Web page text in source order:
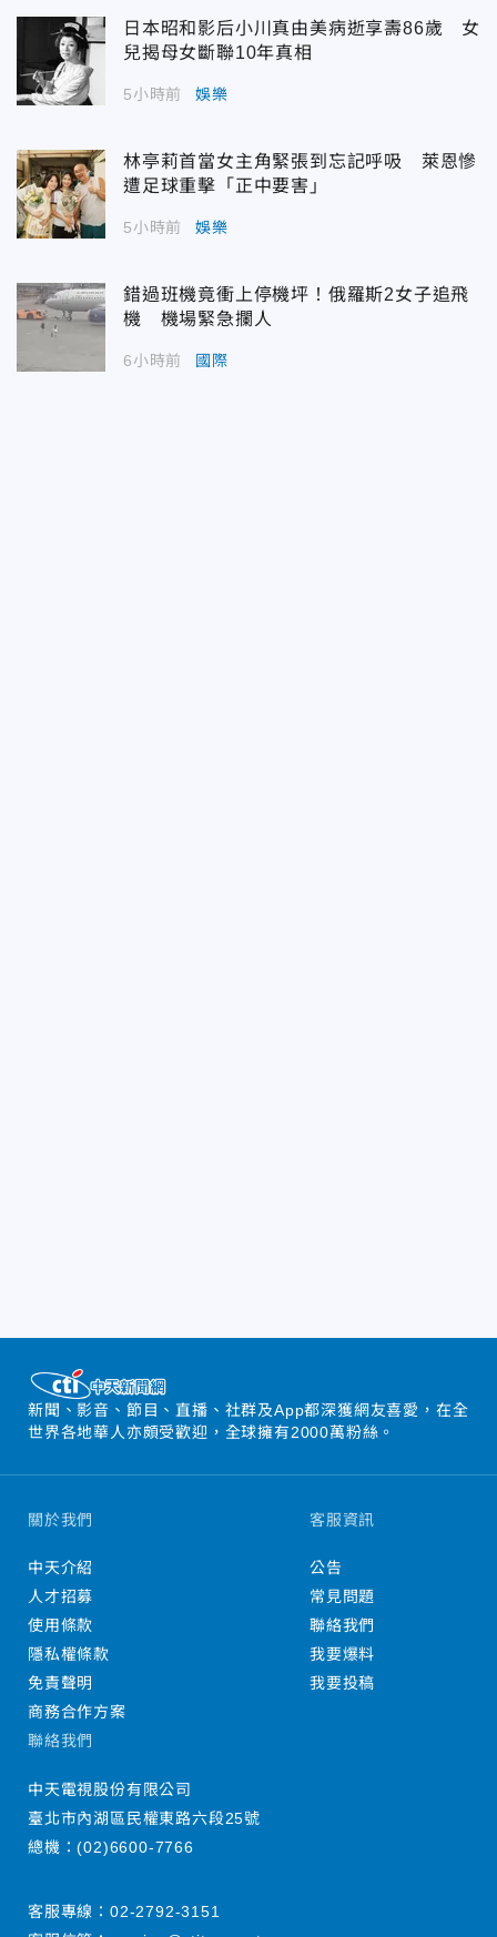
日本昭和影后小川真由美病逝享壽86歲 女
兒揭母女斷聯10年真相
5小時前 娛樂
林亭莉首當女主角緊張到忘記呼吸 萊恩慘
遭足球重擊「正中要害」
5小時前 娛樂
錯過班機竟衝上停機坪！俄羅斯2女子追飛
機 機場緊急攔人
6小時前 國際
新聞、影音、節目、直播、社群及App都深獲網友喜愛，在全
世界各地華人亦頗受歡迎，全球擁有2000萬粉絲。
關於我們
中天介紹
人才招募
使用條款
隱私權條款
免責聲明
商務合作方案
客服資訊
公告
常見問題
聯絡我們
我要爆料
我要投稿
聯絡我們
中天電視股份有限公司
臺北市內湖區民權東路六段25號
總機：(02)6600-7766
客服專線： 02-2792-3151